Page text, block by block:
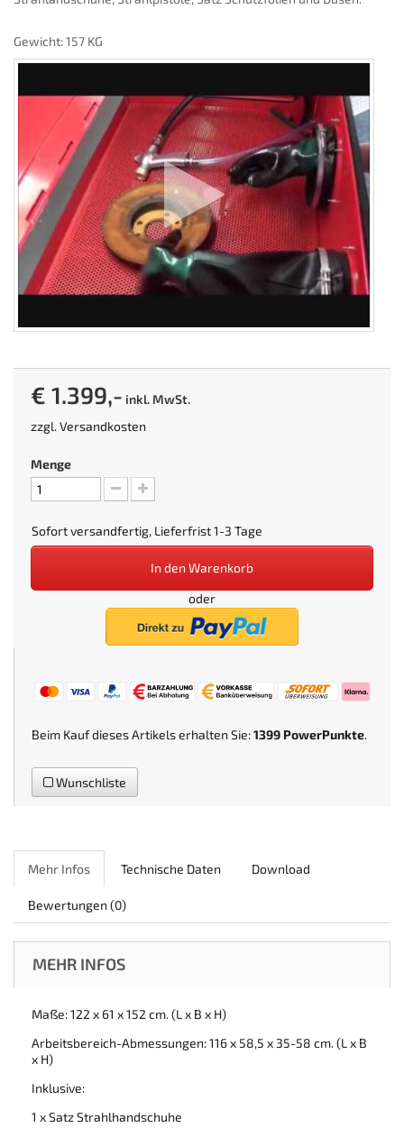
Gewicht: 157 KG
€ 1.399,- inkl. MwSt.
zzgl.Versandkosten
Menge
Sofort versandfertig, Lieferfrist 1-3 Tage
In den Warenkorb
oder
Beim Kauf dieses Artikels erhalten Sie:1399 PowerPunkte.
Wunschliste
Mehr Infos Technische Daten Download
Bewertungen (0)
MEHR INFOS
Maße: 122 x 61 x 152 cm. (L x B x H)
Arbeitsbereich-Abmessungen: 116 x 58,5 x 35-58 cm. (L x B
x H)
Inklusive:
1 x Satz Strahlhandschuhe